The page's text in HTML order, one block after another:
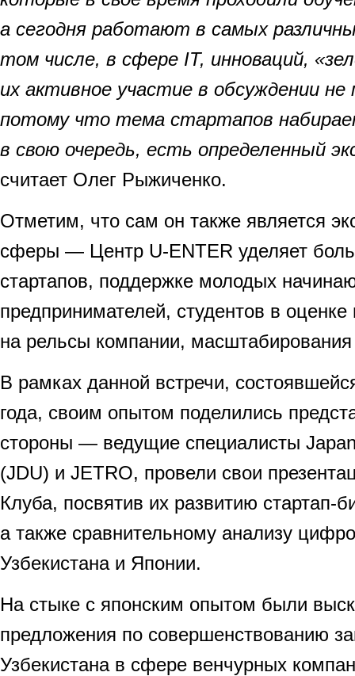
а сегодня работают в самых
том числе, в сфере IT, инноваций,
их активное участие в обсуждении
потому что тема стартапов
в свою очередь, есть определенный
считает Олег Рыжиченко.
Отметим, что сам он также является
сферы — Центр U-ENTER уделяет
стартапов, поддержке молодых
предпринимателей, студентов в
на рельсы компании, масштабирования
В рамках данной встречи,
года, своим опытом поделились
стороны — ведущие специалисты
(JDU) и JETRO, провели свои
Клуба, посвятив их развитию стартап-
а также сравнительному анализу
Узбекистана и Японии.
На стыке с японским опытом были
предложения по совершенствованию
Узбекистана в сфере венчурных